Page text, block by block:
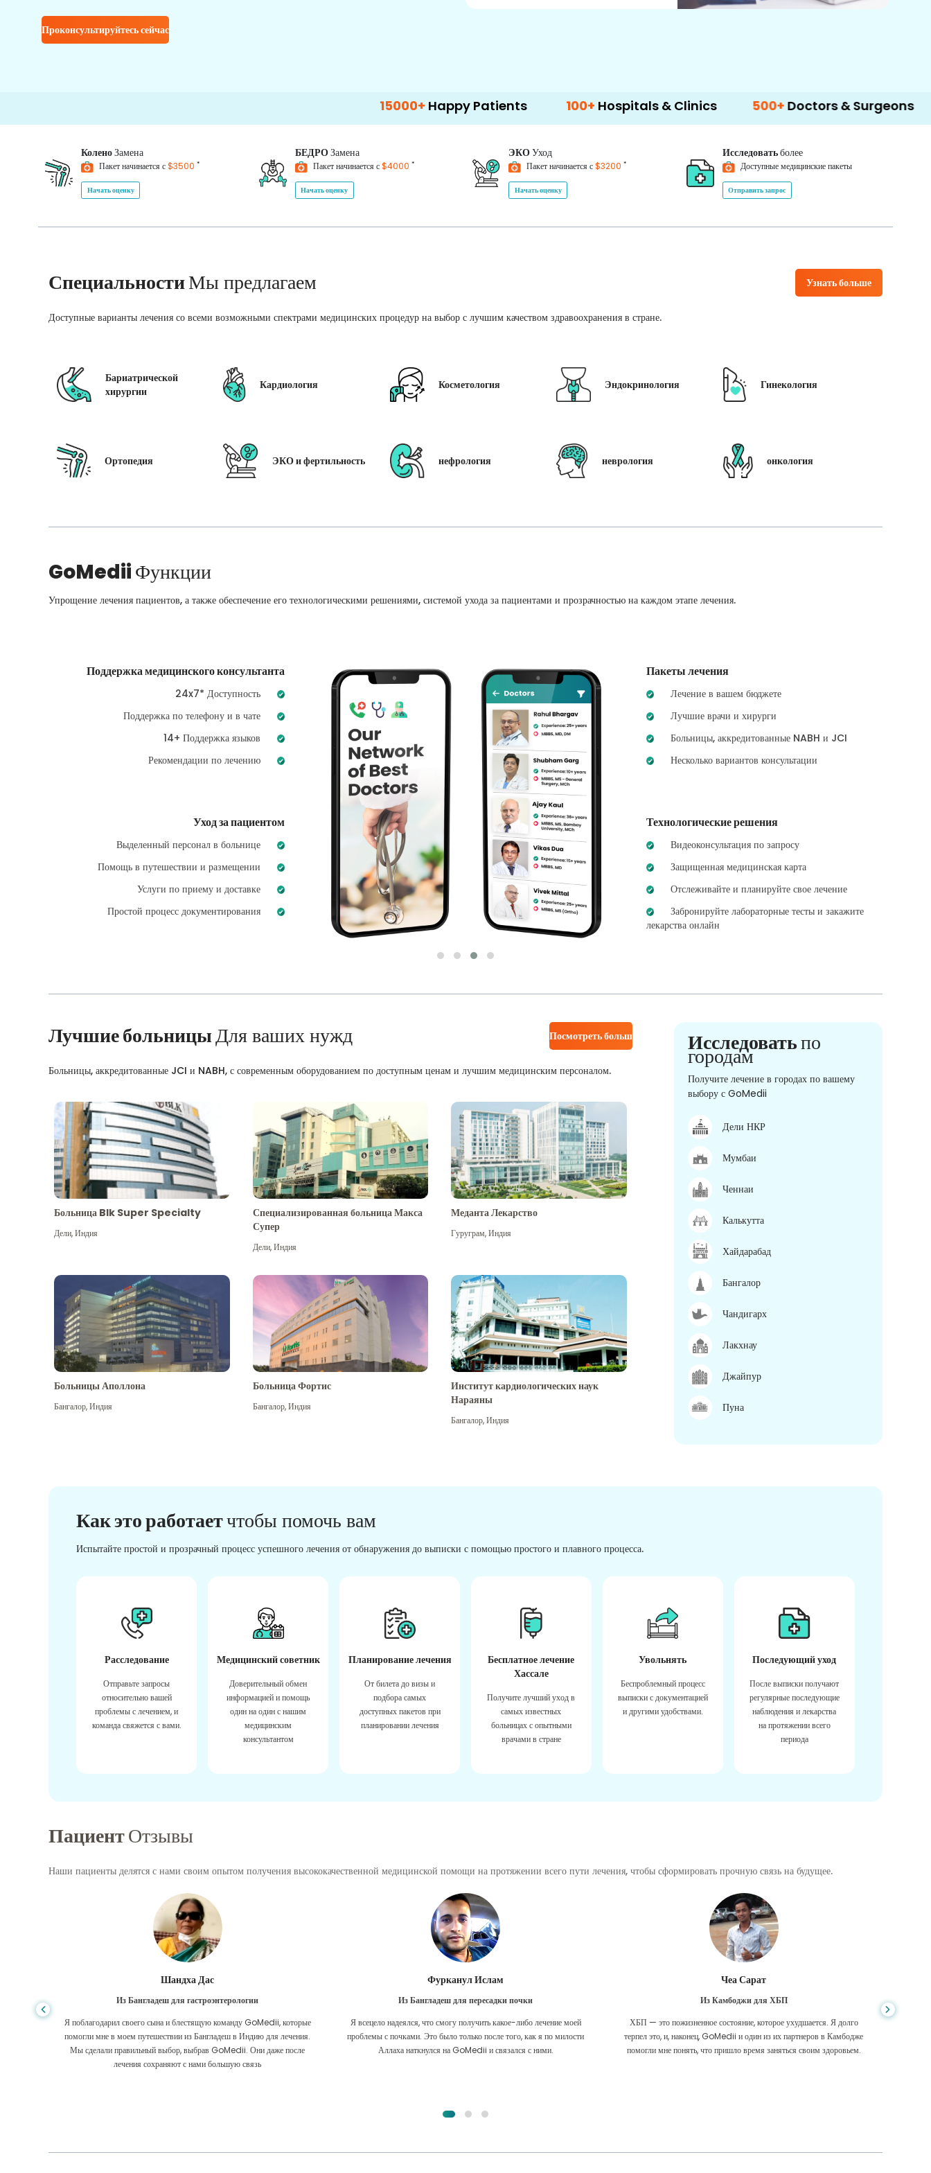
Проконсультируйтесь сейчас
Happy Patients 100+ Hospitals & Clinics 500+ Doctors & Surgeons 14+
КоленоЗамена
Пакет начинается с$3500 *
Начать оценку
БЕДРОЗамена
Пакет начинается с$4000 *
Начать оценку
ЭКОУход
Пакет начинается с$3200 *
Начать оценку
Исследоватьболее
Доступные медицинские пакеты
Отправить запрос
СпециальностиМы предлагаем Узнать больше
Доступные варианты лечения со всеми возможными спектрами медицинских процедур на выбор с лучшим качеством здравоохранения в стране.
Бариатрической
хирургии
Кардиология Косметология Эндокринология Гинекология
Ортопедия ЭКО и фертильность нефрология неврология онкология
GoMediiФункции
Упрощение лечения пациентов, а также обеспечение его технологическими решениями, системой ухода за пациентами и прозрачностью на каждом этапе лечения.
Поддержка медицинского консультанта
24x7* Доступность
Поддержка по телефону и в чате
14+ Поддержка языков
Рекомендации по лечению
Уход за пациентом
Выделенный персонал в больнице
Помощь в путешествии и размещении
Услуги по приему и доставке
Простой процесс документирования
Пакеты лечения
Лечение в вашем бюджете
Лучшие врачи и хирурги
Больницы, аккредитованные NABH и JCI
Несколько вариантов консультации
Технологические решения
Видеоконсультация по запросу
Защищенная медицинская карта
Отслеживайте и планируйте свое лечение
Забронируйте лабораторные тесты и закажите
лекарства онлайн
Лучшие больницыДля ваших нужд Посмотреть больше
Больницы, аккредитованные JCI и NABH, с современным оборудованием по доступным ценам и лучшим медицинским персоналом.
Больница Blk Super Specialty
Дели,Индия
Специализированная больница Макса
Супер
Дели,Индия
Меданта Лекарство
Гуруграм,Индия
Больницы Аполлона
Бангалор,Индия
Больница Фортис
Бангалор,Индия
Институт кардиологических наук
Нараяны
Бангалор,Индия
Исследоватьпо
городам
Получите лечение в городах по вашему
выбору с GoMedii
Дели НКР
Мумбаи
Ченнаи
Калькутта
Хайдарабад
Бангалор
Чандигарх
Лакхнау
Джайпур
Пуна
Как это работаетчтобы помочь вам
Испытайте простой и прозрачный процесс успешного лечения от обнаружения до выписки с помощью простого и плавного процесса.
Расследование
Отправьте запросы
относительно вашей
проблемы с лечением, и
команда свяжется с вами.
Медицинский советник
Доверительный обмен
информацией и помощь
один на один с нашим
медицинским
консультантом
Планирование лечения
От билета до визы и
подбора самых
доступных пакетов при
планировании лечения
Бесплатное лечение
Хассале
Получите лучший уход в
самых известных
больницах с опытными
врачами в стране
Увольнять
Беспроблемный процесс
выписки с документацией
и другими удобствами.
Последующий уход
После выписки получают
регулярные последующие
наблюдения и лекарства
на протяжении всего
периода
ПациентОтзывы
Наши пациенты делятся с нами своим опытом получения высококачественной медицинской помощи на протяжении всего пути лечения, чтобы сформировать прочную связь на будущее.
Шандха Дас
Из Бангладеш для гастроэнтерологии
Я поблагодарил своего сына и блестящую команду GoMedii, которые
помогли мне в моем путешествии из Бангладеш в Индию для лечения.
Мы сделали правильный выбор, выбрав GoMedii. Они даже после
лечения сохраняют с нами большую связь
Фурканул Ислам
Из Бангладеш для пересадки почки
Я всецело надеялся, что смогу получить какое-либо лечение моей
проблемы с почками. Это было только после того, как я по милости
Аллаха наткнулся на GoMedii и связался с ними.
Чеа Сарат
Из Камбоджи для ХБП
ХБП — это пожизненное состояние, которое ухудшается. Я долго
терпел это, и, наконец, GoMedii и один из их партнеров в Камбодже
помогли мне понять, что пришло время заняться своим здоровьем.